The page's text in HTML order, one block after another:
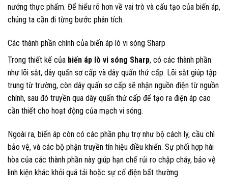
nướng thực phẩm. Để hiểu rõ hơn về vai trò và cấu tạo của biến áp,
chúng ta cần đi từng bước phân tích.
Các thành phần chính của biến áp lò vi sóng Sharp
Trong thiết kế của biến áp lò vi sóng Sharp, có các thành phần
như lõi sắt, dây quấn sơ cấp và dây quấn thứ cấp. Lõi sắt giúp tập
trung từ trường, còn dây quấn sơ cấp sẽ nhận nguồn điện từ nguồn
chính, sau đó truyền qua dây quấn thứ cấp để tạo ra điện áp cao
cần thiết cho hoạt động của mạch vi sóng.
Ngoài ra, biến áp còn có các phần phụ trợ như bộ cách ly, cầu chì
bảo vệ, và các bộ phận truyền tín hiệu điều khiển. Sự phối hợp hài
hòa của các thành phần này giúp hạn chế rủi ro chập cháy, bảo vệ
linh kiện khác khỏi quá tải hoặc sự cố điện bất thường.